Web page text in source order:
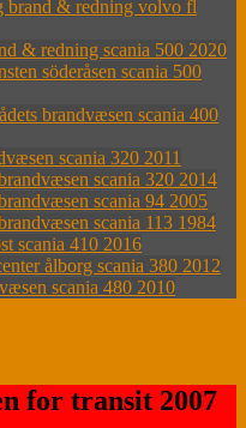
brand & redning volvo fl
& redning scania 500 2020
söderåsen scania 500
brandvæsen scania 400
scania 320 2011
scania 320 2014
scania 94 2005
scania 113 1984
scania 410 2016
ålborg scania 380 2012
scania 480 2010
for transit 2007